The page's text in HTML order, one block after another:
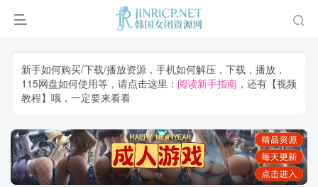
新手如何购买/下载/播放资源，手机如何解压，下载，播放，
115网盘如何使用等，请点击这里： 阅读新手指南 ，还有【视频
教程】哦，一定要来看看